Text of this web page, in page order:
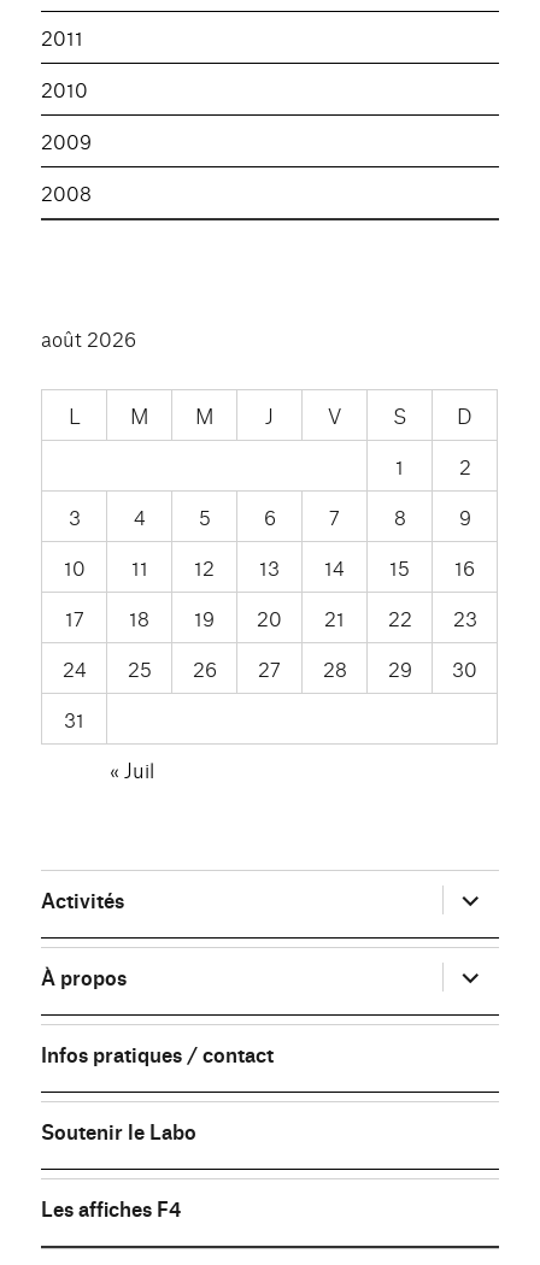
2011
2010
2009
2008
août 2026
L M M J V S
D
1
2
3
4 5 6 7 8
9
10
11 12 13 14 15
16
17
18 19 20 21 22
23
24
25 26 27 28 29
30
31
« Juil
Activités ouvrir
le
sous-
menu
À propos
ouvrir
le
sous-
menu
Infos pratiques / contact
Soutenir le Labo
Les affiches F4